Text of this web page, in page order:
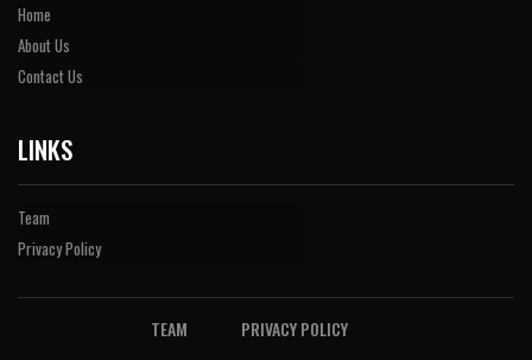
Home
About Us
Contact Us
LINKS
Team
Privacy Policy
TEAM PRIVACY POLICY